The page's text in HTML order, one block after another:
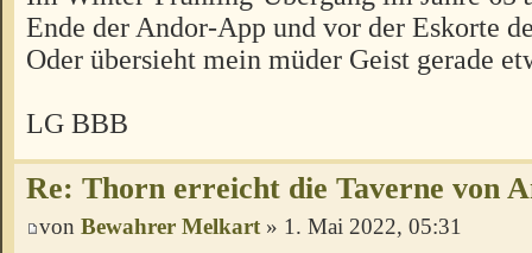
Ende der Andor-App und vor der Eskorte
Oder übersieht mein müder Geist gerade
LG BBB
Re: Thorn erreicht die Taverne von
von Bewahrer Melkart » 1. Mai 2022, 05:31